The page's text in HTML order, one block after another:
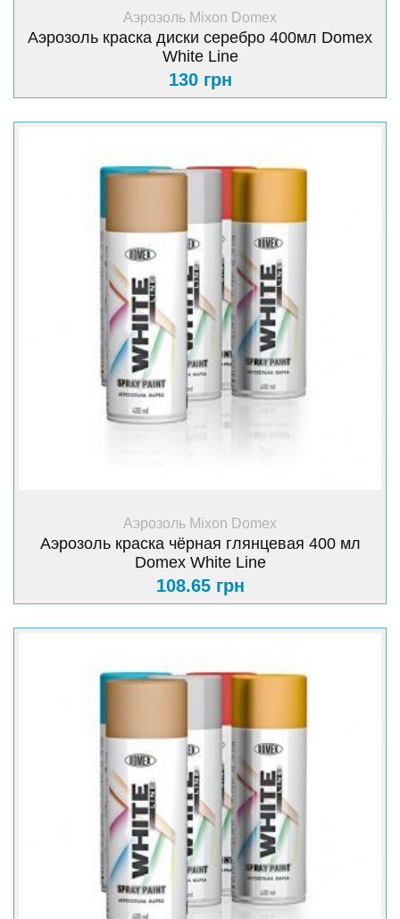
+ Купить
Аэрозоль Mixon Domex
Аэрозоль краска диски серебро 400мл Domex
White Line
130 грн
+ Купить
Аэрозоль Mixon Domex
Аэрозоль краска чёрная глянцевая 400 мл
Domex White Line
108.65 грн